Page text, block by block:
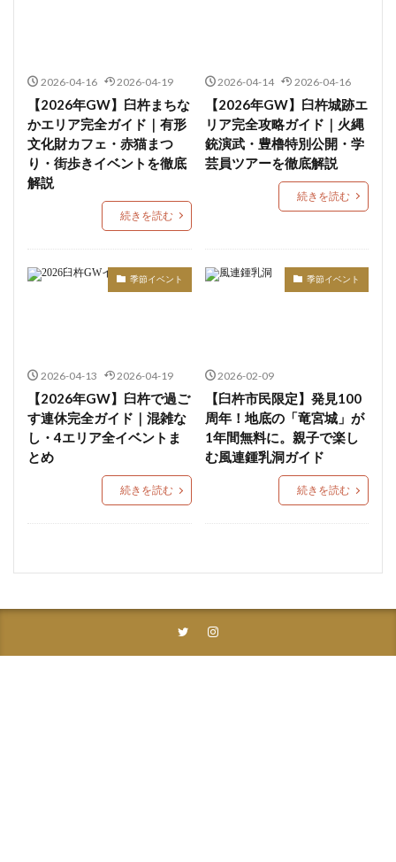
2026-04-16 2026-04-19
【2026年GW】臼杵まちな
かエリア完全ガイド｜有形
文化財カフェ・赤猫まつ
り・街歩きイベントを徹底
解説
続きを読む
2026-04-14 2026-04-16
【2026年GW】臼杵城跡エ
リア完全攻略ガイド｜火縄
銃演武・豊橹特別公開・学
芸員ツアーを徹底解説
続きを読む
季節イベント
2026-04-13 2026-04-19
【2026年GW】臼杵で過ご
す連休完全ガイド｜混雑な
し・4エリア全イベントま
とめ
続きを読む
季節イベント
2026-02-09
【臼杵市民限定】発見100
周年！地底の「竜宮城」が
1年間無料に。親子で楽し
む風連鍾乳洞ガイド
続きを読む